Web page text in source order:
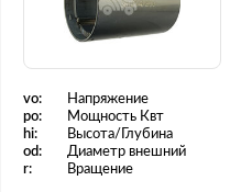
vo: Напряжение
po:
Мощность Квт
hi:
Высота/Глубина
od:
Диаметр внешний
r:
Вращение